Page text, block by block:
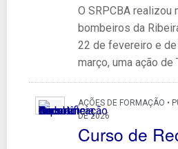
O SRPCBA realizou
bombeiros da
22 de fevereiro e
março, uma ação de
AÇÕES DE FORMAÇÃO •
DE 2026
Curso de